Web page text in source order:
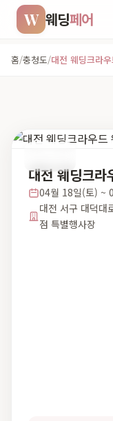
W 웨딩페어
홈/충청도/대전 웨딩크라
대전 웨딩크라
04월 18일(토) ~
대전 서구 대덕대
점 특별행사장